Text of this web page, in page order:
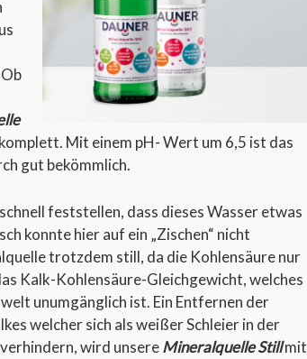
Mit einem pH- Wert um 6,5 ist das
gut bekömmlich.
feststellen, dass dieses Wasser etwas
konnte hier auf ein „Zischen“ nicht
trotzdem still, da die Kohlensäure nur
Kalk-Kohlensäure-Gleichgewicht, welches
unumgänglich ist. Ein Entfernen der
welcher sich als weißer Schleier in der
wird unsereMineralquelle Stillmit